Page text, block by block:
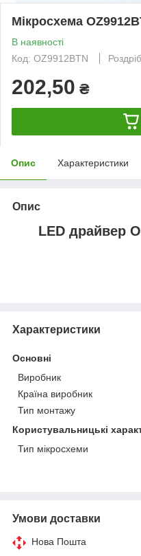
Мікросхема
В наявності
Код: OZ9912BTN
Роздріб
202,50 ₴
Опис Характеристики
Опис
LED драйвер
Характеристики
Основні
Виробник
Країна виробник
Тип монтажу
Користувальницькі
Тип мікросхеми
Умови доставки
Нова Пошта